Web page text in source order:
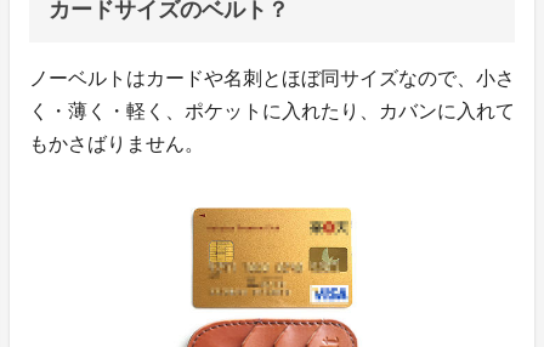
カードサイズのベルト？
ノーベルトはカードや名刺とほぼ同サイズなので、小さ
く・薄く・軽く、ポケットに入れたり、カバンに入れて
もかさばりません。